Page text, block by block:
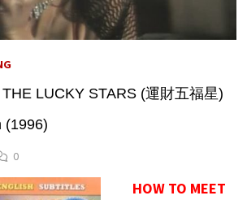
LUCKY STARS (運財五福星)
(1996)
0
HOW TO MEET